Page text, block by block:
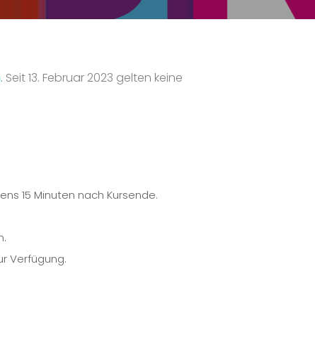
Seit 13. Februar 2023 gelten keine
15 Minuten nach Kursende.
Verfügung.